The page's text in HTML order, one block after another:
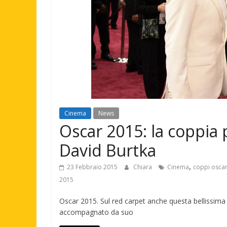
Cinema News
Oscar 2015: la
David Burtka
23 Febbraio 2015 Chiara Cinema, coppi
2015
Oscar 2015. Sul red carpet anche questa
accompagnato da suo